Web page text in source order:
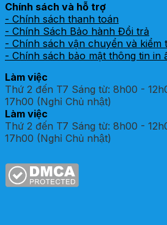
Chính sách và hỗ trợ
- Chính sách thanh toán
- Chính Sách Bảo hành Đổi trả
- Chính sách vận chuyển và kiểm
- Chính sách bảo mật thông tin in
Làm việc
Thứ 2 đến T7 Sáng từ: 8h00 -
17h00 (Nghỉ Chủ nhật)
Làm việc
Thứ 2 đến T7 Sáng từ: 8h00 -
17h00 (Nghỉ Chủ nhật)